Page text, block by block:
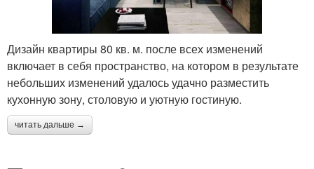
Дизайн квартиры 80 кв. м. после всех изменений
включает в себя пространство, на котором в результате
небольших изменений удалось удачно разместить
кухонную зону, столовую и уютную гостиную.
читать дальше →